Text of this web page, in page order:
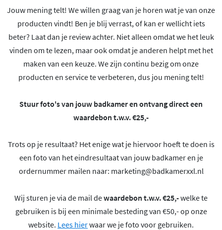
Jouw mening telt! We willen graag van je horen wat je van onze
producten vindt! Ben je blij verrast, of kan er wellicht iets
beter? Laat dan je review achter. Niet alleen omdat we het leuk
vinden om te lezen, maar ook omdat je anderen helpt met het
maken van een keuze. We zijn continu bezig om onze
producten en service te verbeteren, dus jou mening telt!
Stuur foto's van jouw badkamer en ontvang direct een
waardebon t.w.v. €25,-
Trots op je resultaat? Het enige wat je hiervoor hoeft te doen is
een foto van het eindresultaat van jouw badkamer en je
ordernummer mailen naar: marketing@badkamerxxl.nl
Wij sturen je via de mail dewaardebon t.w.v. €25,-welke te
gebruiken is bij een minimale besteding van €50,- op onze
website. Lees hierwaar we je foto voor gebruiken.